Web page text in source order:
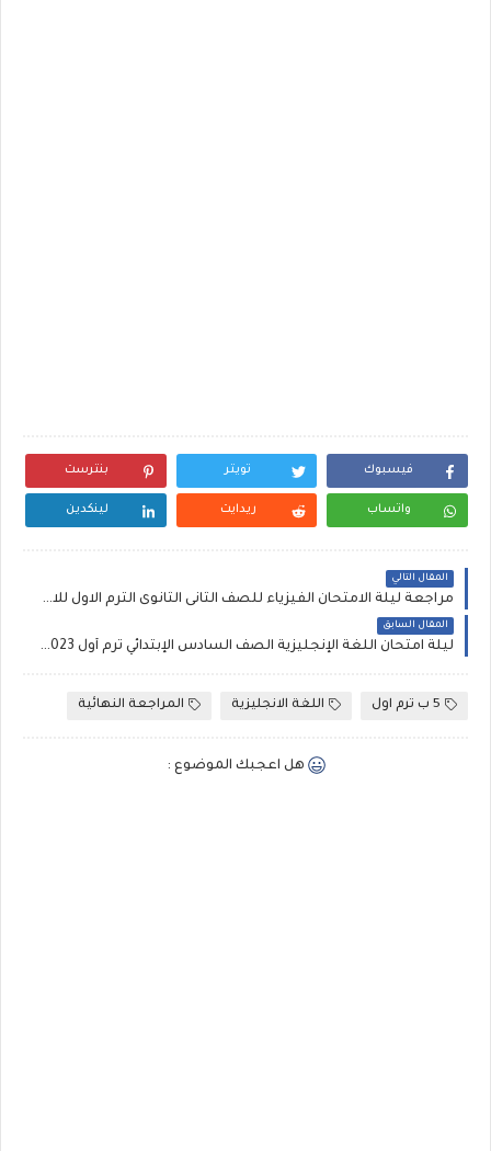
فيسبوك تويتر بنترست
واتساب ريدايت لينكدين
المقال التالي
مراجعة ليلة الامتحان الفيزياء للصف الثانى الثانوى الترم الاول للاستاذ سمير لبيب
المقال السابق
ليلة امتحان اللغة الإنجليزية الصف السادس الإبتدائي ترم أول 2023 ملف وورد و pdf لمستر محمد عطية
5 ب ترم اول اللغة الانجليزية المراجعة النهائية
هل اعجبك الموضوع :